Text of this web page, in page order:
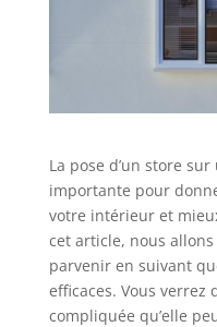
La pose d’un store
importante pour
votre intérieur et
cet article, nous
parvenir en suivant
efficaces. Vous verrez
compliquée qu’elle